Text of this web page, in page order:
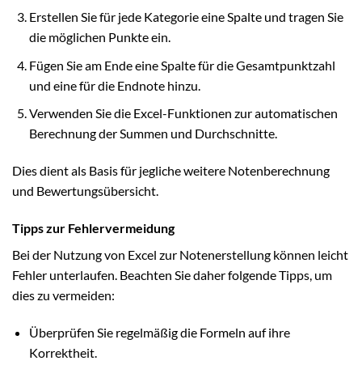
Erstellen Sie für jede Kategorie eine Spalte und tragen Sie
die möglichen Punkte ein.
Fügen Sie am Ende eine Spalte für die Gesamtpunktzahl
und eine für die Endnote hinzu.
Verwenden Sie die Excel-Funktionen zur automatischen
Berechnung der Summen und Durchschnitte.
Dies dient als Basis für jegliche weitere Notenberechnung
und Bewertungsübersicht.
Tipps zur Fehlervermeidung
Bei der Nutzung von Excel zur Notenerstellung können leicht
Fehler unterlaufen. Beachten Sie daher folgende Tipps, um
dies zu vermeiden:
Überprüfen Sie regelmäßig die Formeln auf ihre
Korrektheit.